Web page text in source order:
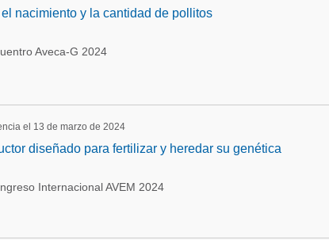
nacimiento y la cantidad de pollitos
Aveca-G 2024
el 13 de marzo de 2024
diseñado para fertilizar y heredar su genética
Internacional AVEM 2024